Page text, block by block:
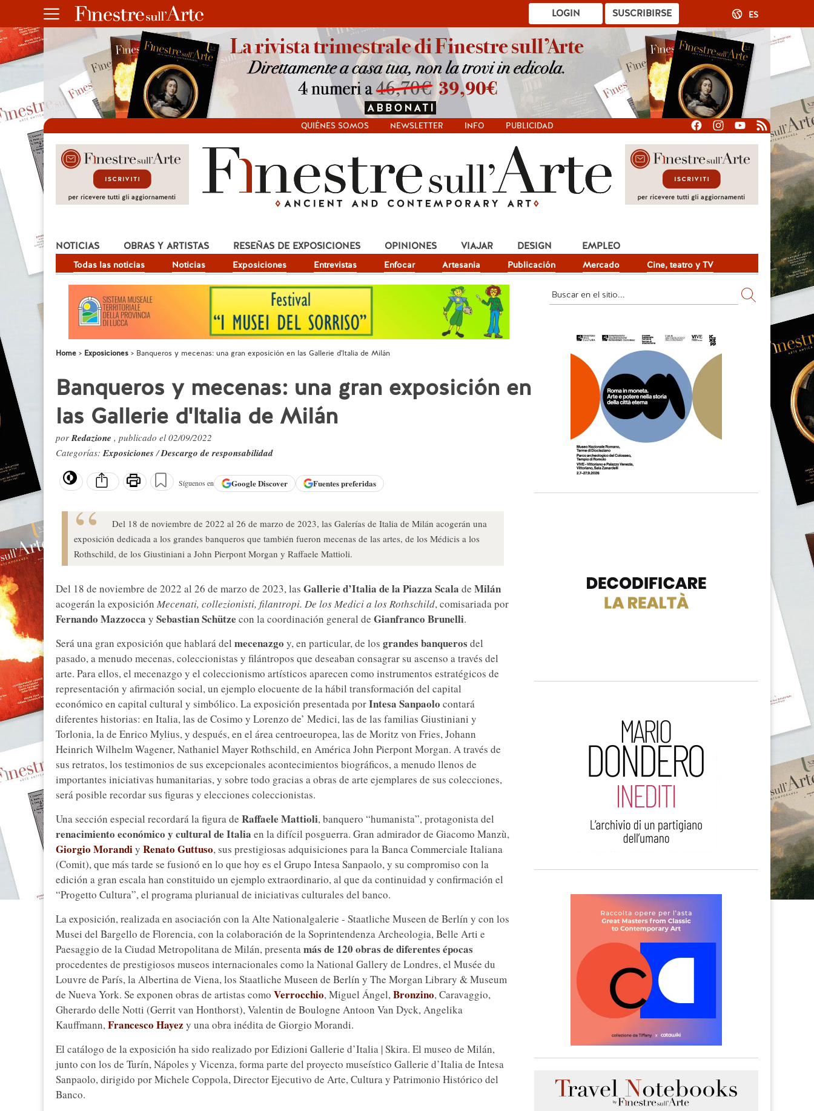
SUSCRIBIRSE
LOGIN ES
QUIÉNES SOMOS NEWSLETTER INFO PUBLICIDAD
NOTICIAS
Todas las noticias Noticias Exposiciones Entrevistas Enfocar Artesania Publicación Mercado Cine, teatro y TV
OBRAS Y ARTISTAS RESEÑAS DE EXPOSICIONES OPINIONES VIAJAR DESIGN EMPLEO
Home Exposiciones Banqueros y mecenas: una gran exposición en las Gallerie d'Italia de Milán
Banqueros y mecenas: una gran exposición en
las Gallerie d'Italia de Milán
porRedazione , publicado el 02/09/2022
Categorías:Exposiciones/Descargo de responsabilidad
Síguenos en GoogleDiscover Fuentes preferidas
Del 18 de noviembre de 2022 al 26 de marzo de 2023, las Galerías de Italia de Milán acogerán una
exposición dedicada a los grandes banqueros que también fueron mecenas de las artes, de los Médicis a los
Rothschild, de los Giustiniani a John Pierpont Morgan y Raffaele Mattioli.
Del 18 de noviembre de 2022 al 26 de marzo de 2023, las Gallerie d’Italia de la Piazza Scala de Milán
acogerán la exposición Mecenati, collezionisti, filantropi. De los Medici a los Rothschild, comisariada por
Fernando Mazzocca y Sebastian Schütze con la coordinación general de Gianfranco Brunelli.
Será una gran exposición que hablará del mecenazgo y, en particular, de los grandes banqueros del
pasado, a menudo mecenas, coleccionistas y filántropos que deseaban consagrar su ascenso a través del
arte. Para ellos, el mecenazgo y el coleccionismo artísticos aparecen como instrumentos estratégicos de
representación y afirmación social, un ejemplo elocuente de la hábil transformación del capital
económico en capital cultural y simbólico. La exposición presentada porIntesa Sanpaolo contará
diferentes historias: en Italia, las de Cosimo y Lorenzo de’ Medici, las de las familias Giustiniani y
Torlonia, la de Enrico Mylius, y después, en el área centroeuropea, las de Moritz von Fries, Johann
Heinrich Wilhelm Wagener, Nathaniel Mayer Rothschild, en América John Pierpont Morgan. A través de
sus retratos, los testimonios de sus excepcionales acontecimientos biográficos, a menudo llenos de
importantes iniciativas humanitarias, y sobre todo gracias a obras de arte ejemplares de sus colecciones,
será posible recordar sus figuras y elecciones coleccionistas.
Una sección especial recordará la figura de Raffaele Mattioli, banquero “humanista”, protagonista del
renacimiento económico y cultural de Italia en la difícil posguerra. Gran admirador de Giacomo Manzù,
Giorgio Morandiy Renato Guttuso, sus prestigiosas adquisiciones para la Banca Commerciale Italiana
(Comit), que más tarde se fusionó en lo que hoy es el Grupo Intesa Sanpaolo, y su compromiso con la
edición a gran escala han constituido un ejemplo extraordinario, al que da continuidad y confirmación el
“Progetto Cultura”, el programa plurianual de iniciativas culturales del banco.
La exposición, realizada en asociación con la Alte Nationalgalerie - Staatliche Museen de Berlín y con los
Musei del Bargello de Florencia, con la colaboración de la Soprintendenza Archeologia, Belle Arti e
Paesaggio de la Ciudad Metropolitana de Milán, presentamás de 120 obras de diferentes épocas
procedentes de prestigiosos museos internacionales como la National Gallery de Londres, el Musée du
Louvre de París, la Albertina de Viena, los Staatliche Museen de Berlín y The Morgan Library & Museum
de Nueva York. Se exponen obras de artistas como Verrocchio, Miguel Ángel,Bronzino, Caravaggio,
Gherardo delle Notti (Gerrit van Honthorst), Valentin de Boulogne Antoon Van Dyck, Angelika
Kauffmann,Francesco Hayez y una obra inédita de Giorgio Morandi.
El catálogo de la exposición ha sido realizado por Edizioni Gallerie d’Italia | Skira. El museo de Milán,
junto con los de Turín, Nápoles y Vicenza, forma parte del proyecto museístico Gallerie d’Italia de Intesa
Sanpaolo, dirigido por Michele Coppola, Director Ejecutivo de Arte, Cultura y Patrimonio Histórico del
Banco.